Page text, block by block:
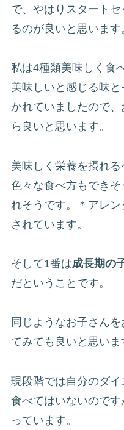
で、やはりスタート
るのが良いと思います
私は4種類美味しく食
美味しいと感じる味
かれていましたので
ら良いと思います。
美味しく栄養を摂れ
色々な食べ方もでき
れそうです。＊アレ
されています。
そして1番は成長期の
だということです。
同じようなお子さん
てみても良いと思いま
現段階では自分のダ
食べてはいないので
っています。